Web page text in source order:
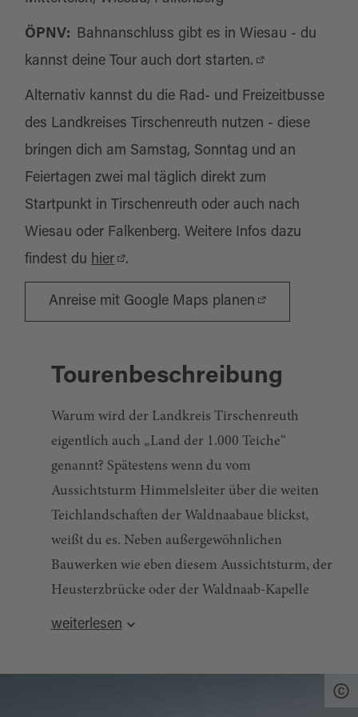
ÖPNV: Bahnanschluss gibt es in Wiesau - du
kannst deine Tour auch dort starten.
Alternativ kannst du die Rad- und Freizeitbusse
des Landkreises Tirschenreuth nutzen - diese
bringen dich am Samstag, Sonntag und an
Feiertagen zwei mal täglich direkt zum
Startpunkt in Tirschenreuth oder auch nach
Wiesau oder Falkenberg. Weitere Infos dazu
findest du hier .
Anreise mit Google Maps planen
Tourenbeschreibung
Warum wird der Landkreis Tirschenreuth
eigentlich auch „Land der 1.000 Teiche“
genannt? Spätestens wenn du vom
Aussichtsturm Himmelsleiter über die weiten
Teichlandschaften der Waldnaabaue blickst,
weißt du es. Neben außergewöhnlichen
Bauwerken wie eben diesem Aussichtsturm, der
Heusterzbrücke oder der Waldnaab-Kapelle
beherbergt das Naturschutzgroßprojekt auch
Oberpfälzer Wald rund um Tirschenreuth und
weiterlesen